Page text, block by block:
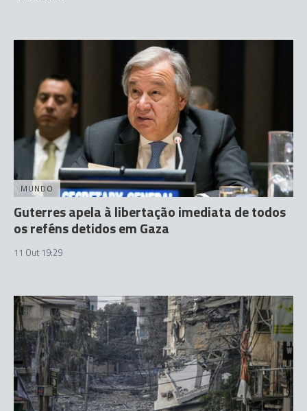
MUNDO
Guterres apela à libertação imediata de todos
os reféns detidos em Gaza
11 Out 19:29